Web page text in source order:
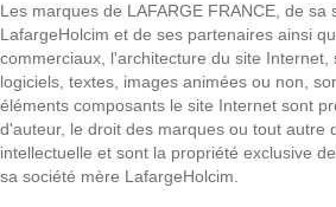
Les marques de LAFARGE FRANCE, de sa
LafargeHolcim et de ses partenaires ainsi
commerciaux, l'architecture du site Internet,
logiciels, textes, images animées ou non,
éléments composants le site Internet sont
d'auteur, le droit des marques ou tout autre
intellectuelle et sont la propriété exclusive
sa société mère LafargeHolcim.